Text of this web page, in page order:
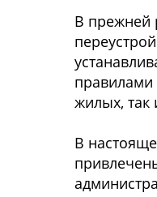
В прежней
правилами
жилых,
В